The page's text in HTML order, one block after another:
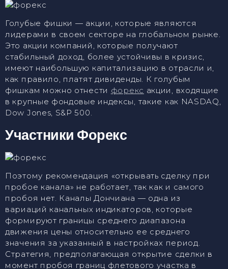
Голубые фишки — акции, которые являются
лидерами в своем секторе на глобальном рынке.
Это акции компаний, которые получают
стабильный доход, более устойчивы в кризис,
имеют наибольшую капитализацию в отрасли и,
как правило, платят дивиденды. К голубым
фишкам можно отнести форекс акции, входящие
в крупные фондовые индексы, такие как NASDAQ,
Dow Jones, S&P 500.
Участники Форекс
Поэтому рекомендация «‎открывать сделку при
пробое канала» не работает, так как и самого
пробоя нет. Каналы Дончиана — одна из
вариаций канальных индикаторов, которые
формируют границы среднего диапазона
движения цены относительно ее среднего
значения за указанный в настройках период.
Стратегия, предполагающая открытие сделки в
момент пробоя границ флетового участка в